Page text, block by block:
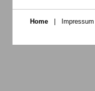
Home Impressum